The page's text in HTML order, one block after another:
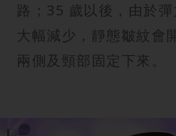
路；35 歲以後，由於
大幅減少，靜態皺紋會
兩側及頸部固定下來。